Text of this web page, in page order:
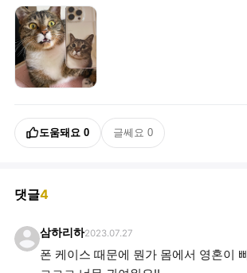
도움돼요 0 글쎄요 0
댓글4
삼하리하2023.07.27
폰 케이스 때문에 뭔가 몸에서 영혼이